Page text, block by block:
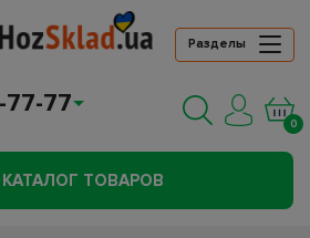
Разделы
77
0
КАТАЛОГ ТОВАРОВ